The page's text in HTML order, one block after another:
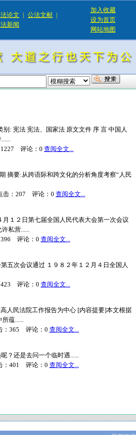
论文 | 公法文献 |
新闻
加入收藏
设为首页
网站地图
: 宪法 宪法、国家法 原文文件 序 言 中国人
1227 评论： 0 查阅全文...
摘要:从跨语际和跨文化的分析角度考察“人民
： 207 评论： 0 查阅全文...
日第七届全国人民代表大会第一次会议
私营......
396 评论： 0 查阅全文...
五次会议通过 １９８２年１２月４日全国人
423 评论： 0 查阅全文...
人民法院工作报告为中心 [内容提要]本文根据
蕴......
365 评论： 0 查阅全文...
还是去问一个临时遇......
401 评论： 0 查阅全文...